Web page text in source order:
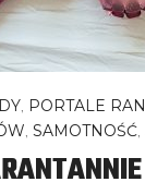
, PORTALE
, SAMOTNOŚĆ,